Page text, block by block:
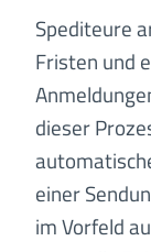
Spediteure
Fristen und
dieser
einer
im Vorfeld